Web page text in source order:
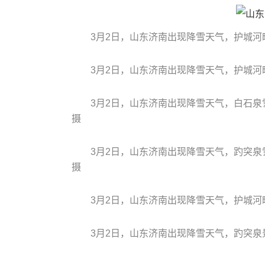
3月2日，山东济南出现降雪天气，护城
3月2日，山东济南出现降雪天气，护城
3月2日，山东济南出现降雪天气，白石
摄
3月2日，山东济南出现降雪天气，趵突
摄
3月2日，山东济南出现降雪天气，护城
3月2日，山东济南出现降雪天气，趵突